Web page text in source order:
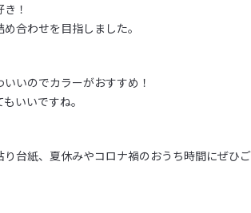
！
合わせを目指しました。
いのでカラーがおすすめ！
いいですね。
台紙、夏休みやコロナ禍のおうち時間にぜひご